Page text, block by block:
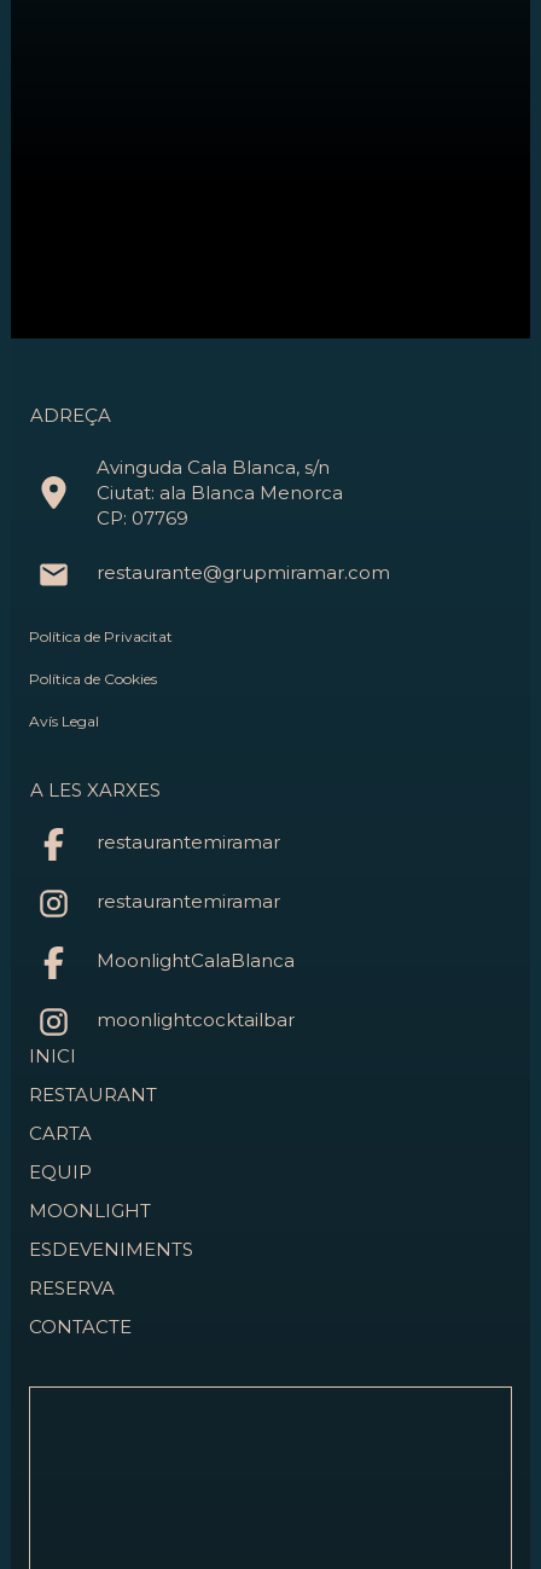
ADREÇA
Avinguda Cala Blanca, s/n
Ciutat: ala Blanca Menorca
CP: 07769
restaurante@grupmiramar.com
Política de Privacitat
Política de Cookies
Avís Legal
A LES XARXES
restaurantemiramar
restaurantemiramar
MoonlightCalaBlanca
moonlightcocktailbar
INICI
RESTAURANT
CARTA
EQUIP
MOONLIGHT
ESDEVENIMENTS
RESERVA
CONTACTE